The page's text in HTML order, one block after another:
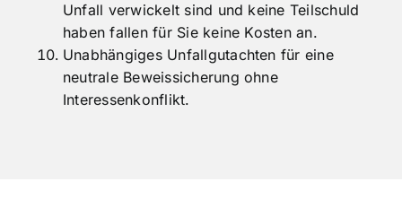
Unfall verwickelt sind und keine Teilschuld
haben fallen für Sie keine Kosten an.
Unabhängiges Unfallgutachten für eine
neutrale Beweissicherung ohne
Interessenkonflikt.